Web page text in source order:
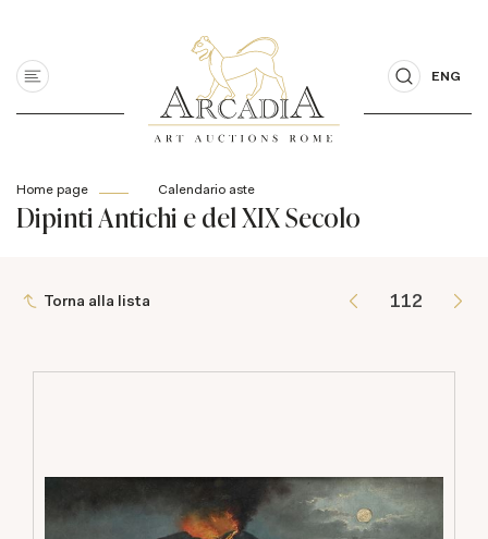
ENG
Home page Calendario aste
Dipinti Antichi e del XIX Secolo
Torna alla lista